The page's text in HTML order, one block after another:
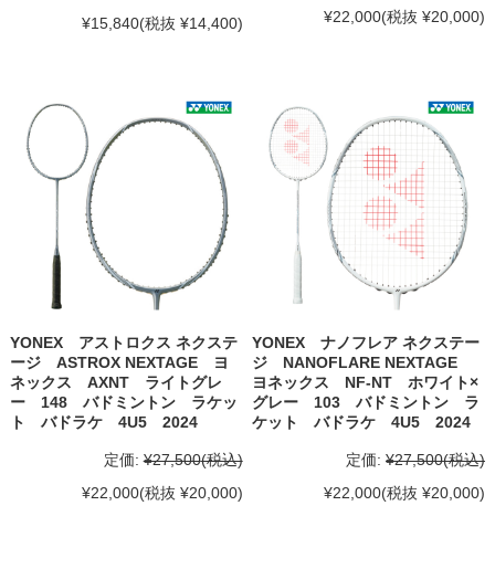
¥15,840(税抜 ¥14,400)
¥22,000(税抜 ¥20,000)
YONEX アストロクス ネクステ
ージ ASTROX NEXTAGE ヨ
ネックス AXNT ライトグレ
ー 148 バドミントン ラケッ
ト バドラケ 4U5 2024
定価: ¥27,500(税込)
¥22,000(税抜 ¥20,000)
YONEX ナノフレア ネクステー
ジ NANOFLARE NEXTAGE
ヨネックス NF-NT ホワイト×
グレー 103 バドミントン ラ
ケット バドラケ 4U5 2024
定価: ¥27,500(税込)
¥22,000(税抜 ¥20,000)